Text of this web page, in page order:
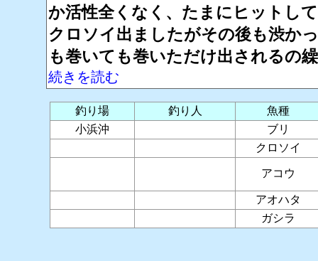
か活性全くなく、たまにヒットし
クロソイ出ましたがその後も渋か
も巻いても巻いただけ出されるの
続きを読む
釣り場 釣り人
魚種
小浜沖
ブリ
クロソイ
アコウ
アオハタ
ガシラ